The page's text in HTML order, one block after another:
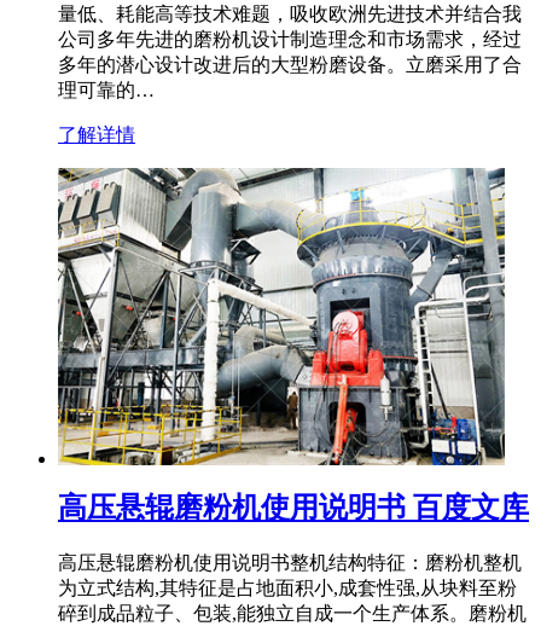
量低、耗能高等技术难题，吸收欧洲先进技术并结合我
公司多年先进的磨粉机设计制造理念和市场需求，经过
多年的潜心设计改进后的大型粉磨设备。立磨采用了合
理可靠的…
了解详情
高压悬辊磨粉机使用说明书 百度文库
高压悬辊磨粉机使用说明书整机结构特征：磨粉机整机
为立式结构,其特征是占地面积小,成套性强,从块料至粉
碎到成品粒子、包装,能独立自成一个生产体系。磨粉机